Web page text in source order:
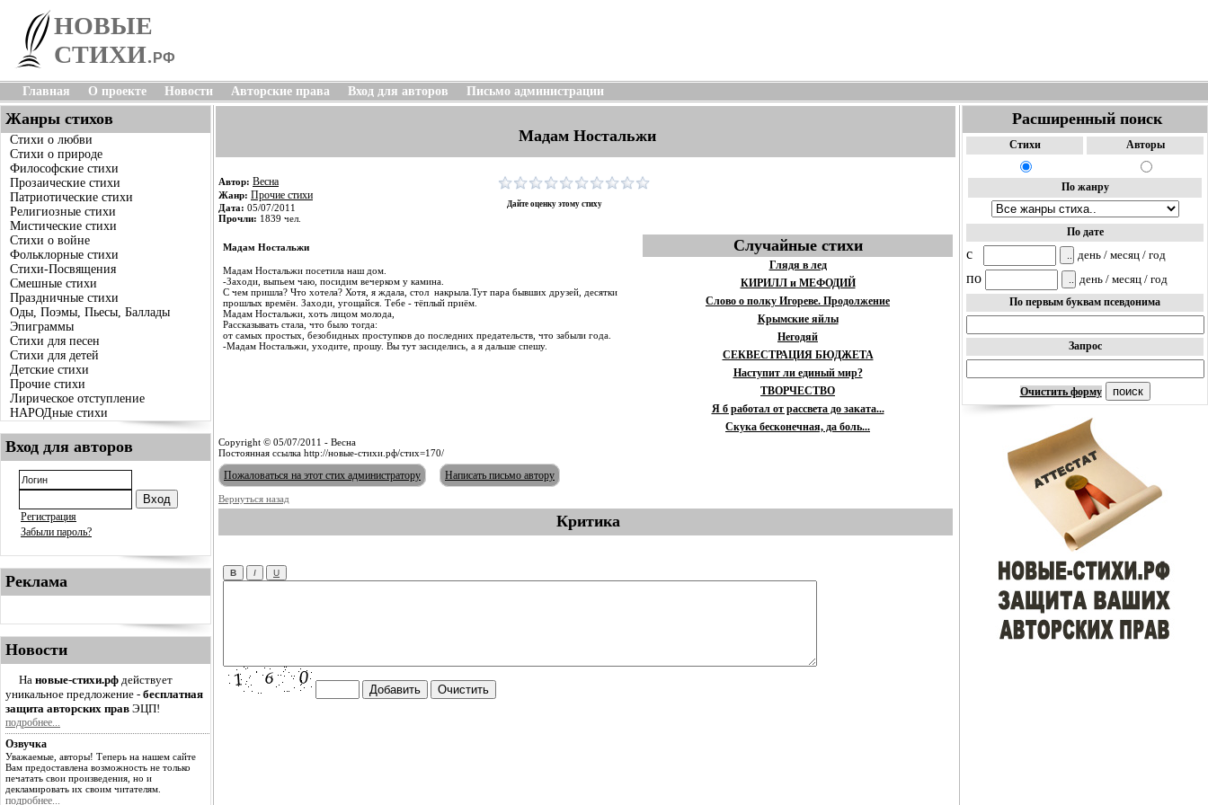
НОВЫЕ
СТИХИ. РФ
Главная О проекте Новости Авторские права Вход для авторов Письмо администрации
Жанры стихов
Стихи о любви
Стихи о природе
Философские стихи
Прозаические стихи
Патриотические стихи
Религиозные стихи
Мистические стихи
Стихи о войне
Фольклорные стихи
Стихи-Посвящения
Смешные стихи
Праздничные стихи
Оды, Поэмы, Пьесы, Баллады
Эпиграммы
Стихи для песен
Стихи для детей
Детские стихи
Прочие стихи
Лирическое отступление
НАРОДные стихи
Вход для авторов
Регистрация
Забыли пароль?
Реклама
Новости
На новые-стихи.рф действует
уникальное предложение - бесплатная
защита авторских прав ЭЦП!
подробнее...
Озвучка
Уважаемые, авторы! Теперь на нашем сайте
Вам предоставлена возможность не только
печатать свои произведения, но и
декламировать их своим читателям.
подробнее...
Мадам Ностальжи
Автор: Весна
Жанр: Прочие стихи
Дата: 05/07/2011
Прочли: 1839 чел.
Дайте оценку этому стиху
Мадам Ностальжи
Мадам Ностальжи посетила наш дом.
-Заходи, выпьем чаю, посидим вечерком у камина.
С чем пришла? Что хотела? Хотя, я ждала, стол накрыла.Тут пара бывших друзей, десятки
прошлых времён. Заходи, угощайся. Тебе - тёплый приём.
Мадам Ностальжи, хоть лицом молода,
Рассказывать стала, что было тогда:
от самых простых, безобидных проступков до последних предательств, что забыли года.
-Мадам Ностальжи, уходите, прошу. Вы тут засиделись, а я дальше спешу.
Случайные стихи
Глядя в лед
КИРИЛЛ и МЕФОДИЙ
Слово о полку Игореве. Продолжение
Крымские яйлы
Негодяй
СЕКВЕСТРАЦИЯ БЮДЖЕТА
Наступит ли единый мир?
ТВОРЧЕСТВО
Я б работал от рассвета до заката...
Скука бесконечная, да боль...
Copyright © 05/07/2011 - Весна
Постоянная ссылка http://новые-стихи.рф/стих=170/
Пожаловаться на этот стих администратору Написать письмо автору
Вернуться назад
Критика
Расширенный поиск
Стихи Авторы
По жанру
По дате
c день / месяц / год
по день / месяц / год
По первым буквам псевдонима
Запрос
Очистить форму